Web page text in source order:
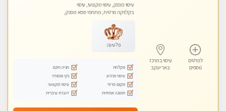
לפרטים
נוספים
עיסוי במרכז
באר יעקב
עיסוי מפנק, עיסוי מקצועי, עיסוי
בקלניקה פרטית, מתחמי ספא מפנק,
פלטינה
מקלחת
חניה חינם
עיסוי מרגיע
נקי ומסודר
מקום פרטי
עיסוי מקצועי
תמונה אמיתית
דוברת עיברית